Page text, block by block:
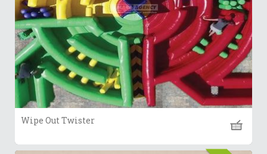
Wipe Out Twister